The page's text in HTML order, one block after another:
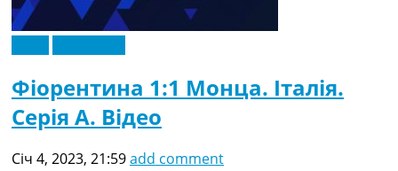
Фіорентина 1:1 Монца. Італія.
Серія A. Відео
Січ 4, 2023, 21:59add comment